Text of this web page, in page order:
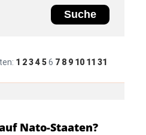
1 2 3 4 5 6 7 8 9 10 11 31
Nato-Staaten?